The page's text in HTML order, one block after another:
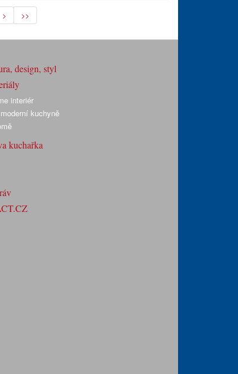
> >>
design, styl
interiér
kuchyně
kuchařka